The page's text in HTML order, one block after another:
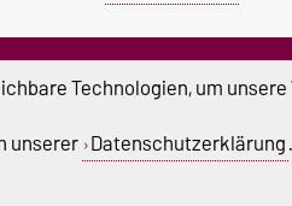
STUDIUM & CAMPUS
Stipendien
Studentenwerk
Unishop
Technologien, um
unserer Datenschutzerklärung.